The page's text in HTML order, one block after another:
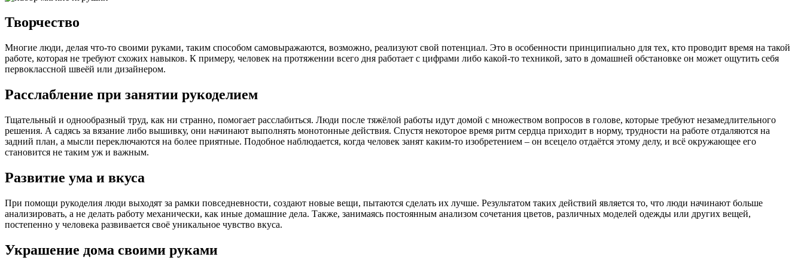
Творчество
Многие люди, делая что-то своими руками, таким способом самовыражаются, возможно, реализуют свой потенциал. Это в особенности принципиально для тех, кто проводит время на такой
работе, которая не требуют схожих навыков. К примеру, человек на протяжении всего дня работает с цифрами либо какой-то техникой, зато в домашней обстановке он может ощутить себя
первоклассной швеёй или дизайнером.
Расслабление при занятии рукоделием
Тщательный и однообразный труд, как ни странно, помогает расслабиться. Люди после тяжёлой работы идут домой с множеством вопросов в голове, которые требуют незамедлительного
решения. А садясь за вязание либо вышивку, они начинают выполнять монотонные действия. Спустя некоторое время ритм сердца приходит в норму, трудности на работе отдаляются на
задний план, а мысли переключаются на более приятные. Подобное наблюдается, когда человек занят каким-то изобретением – он всецело отдаётся этому делу, и всё окружающее его
становится не таким уж и важным.
Развитие ума и вкуса
При помощи рукоделия люди выходят за рамки повседневности, создают новые вещи, пытаются сделать их лучше. Результатом таких действий является то, что люди начинают больше
анализировать, а не делать работу механически, как иные домашние дела. Также, занимаясь постоянным анализом сочетания цветов, различных моделей одежды или других вещей,
постепенно у человека развивается своё уникальное чувство вкуса.
Украшение дома своими руками